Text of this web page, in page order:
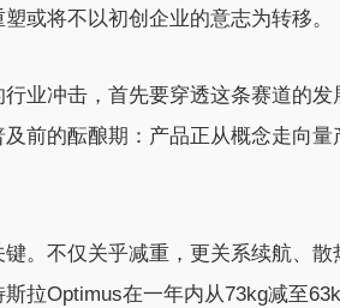
或将不以初创企业的意志为转移。
业冲击，首先要穿透这条赛道的
前的酝酿期：产品正从概念走向
。不仅关乎减重，更关系续航、
拉Optimus在一年内从73kg减至